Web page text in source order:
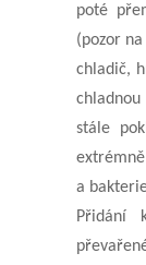
poté
(pozor
chladič,
stále
extrémně
a
Přidání